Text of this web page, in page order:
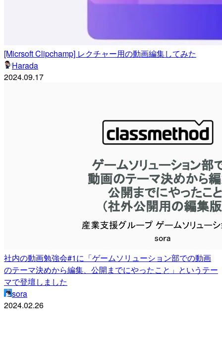
[Micrsoft Clipchamp] レクチャー用の動画編集してみた
Harada
2024.09.17
社内の動画勉強会#1に「ゲームソリューション部での動画
のテーマ決めから編集、公開までにやったこと」というテー
マで登壇しました
sora
2024.02.26